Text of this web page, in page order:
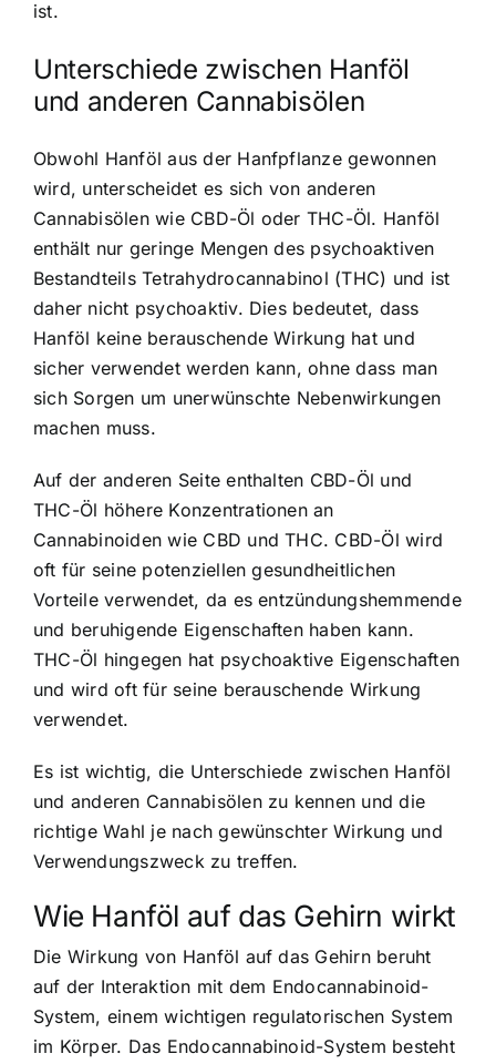
ist.
Unterschiede zwischen Hanföl
und anderen Cannabisölen
Obwohl Hanföl aus der Hanfpflanze gewonnen
wird, unterscheidet es sich von anderen
Cannabisölen wie CBD-Öl oder THC-Öl. Hanföl
enthält nur geringe Mengen des psychoaktiven
Bestandteils Tetrahydrocannabinol (THC) und ist
daher nicht psychoaktiv. Dies bedeutet, dass
Hanföl keine berauschende Wirkung hat und
sicher verwendet werden kann, ohne dass man
sich Sorgen um unerwünschte Nebenwirkungen
machen muss.
Auf der anderen Seite enthalten CBD-Öl und
THC-Öl höhere Konzentrationen an
Cannabinoiden wie CBD und THC. CBD-Öl wird
oft für seine potenziellen gesundheitlichen
Vorteile verwendet, da es entzündungshemmende
und beruhigende Eigenschaften haben kann.
THC-Öl hingegen hat psychoaktive Eigenschaften
und wird oft für seine berauschende Wirkung
verwendet.
Es ist wichtig, die Unterschiede zwischen Hanföl
und anderen Cannabisölen zu kennen und die
richtige Wahl je nach gewünschter Wirkung und
Verwendungszweck zu treffen.
Wie Hanföl auf das Gehirn wirkt
Die Wirkung von Hanföl auf das Gehirn beruht
auf der Interaktion mit dem Endocannabinoid-
System, einem wichtigen regulatorischen System
im Körper. Das Endocannabinoid-System besteht